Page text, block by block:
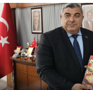
SAĞLIK
SPOR
11:11 MANŞET